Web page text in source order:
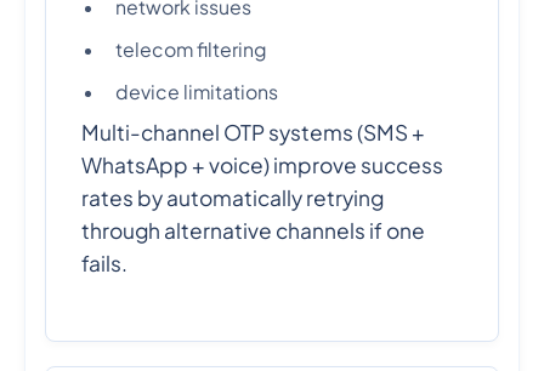
network issues
telecom filtering
device limitations
Multi-channel OTP systems (SMS +
WhatsApp + voice) improve success
rates by automatically retrying
through alternative channels if one
fails.